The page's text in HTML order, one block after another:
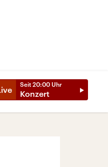
Seit 20:00 Uhr
Konzert